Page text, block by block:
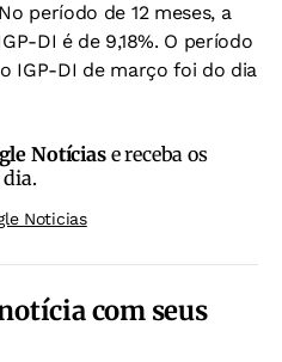
período de 12 meses, a
DI é de 9,18%. O período
IGP-DI de março foi do dia
Notíciase receba os
Noticias
com seus